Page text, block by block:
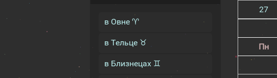
в Овне ♈
в Тельце ♉
в Близнецах ♊
27
Пн